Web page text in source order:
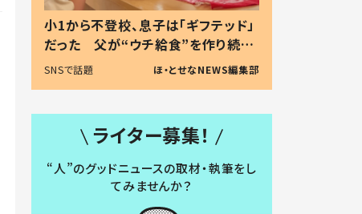
小1から不登校、息子は「ギフテッド」
だった 父が“ウチ給食”を作り続け
る理由とは #令和の親 #令和の子
SNSで話題 ほ・とせなNEWS編集部
ライター募集！
“人”のグッドニュースの取材・執筆をし
てみませんか？